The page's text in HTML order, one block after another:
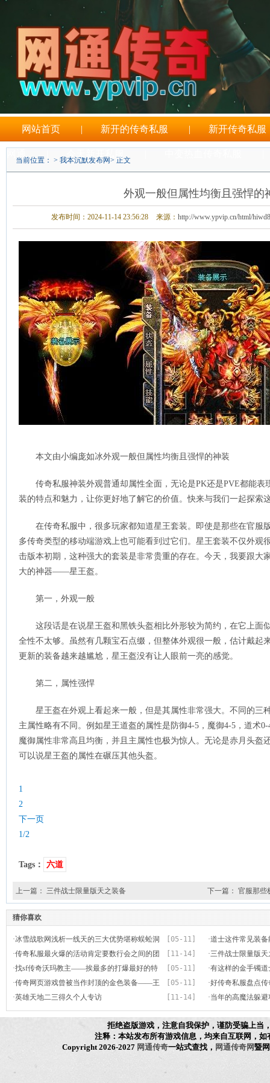
网站首页 | 新开的传奇私服 | 新开传奇私服
当前位置： > 我本沉默发布网> 正文
外观一般但属性均衡且强悍的
发布时间：2024-11-14 23:56:28 来源： http://www.ypvip.cn/html/
本文由小编庞如冰外观一般但属性均衡且强悍的神装
传奇私服神装外观普通却属性全面，无论是PK还是PVE都能表
装的特点和魅力，让你更好地了解它的价值。快来与我们一起探索
在传奇私服中，很多玩家都知道星王套装。即使是那些在官服
多传奇类型的移动端游戏上也可能看到过它们。星王套装不仅外观
击版本初期，这种强大的套装是非常贵重的存在。今天，我要跟大
大的神器——星王盔。
第一，外观一般
这段话是在说星王盔和黑铁头盔相比外形较为简约，在它上面
全性不太够。虽然有几颗宝石点缀，但整体外观很一般，估计戴起
更新的装备越来越尴尬，星王盔没有让人眼前一亮的感觉。
第二，属性强悍
星王盔在外观上看起来一般，但是其属性非常强大。不同的三
主属性略有不同。例如星王道盔的属性是防御4-5，魔御4-5，道术
魔御属性非常高且均衡，并且主属性也极为惊人。无论是赤月头盔
可以说星王盔的属性在碾压其他头盔。
1
2
下一页
1/2
Tags： 六道
上一篇： 三件战士限量版天之装备 下一篇： 官服那些
猜你喜欢
[05-11]
·冰雪战歌网浅析一线天的三大优势堪称蜈蚣洞
的“聚宝盆”
·道士这件常见装
[11-14]
·传奇私服最火爆的活动肯定要数行会之间的团
战了
·三件战士限量版天
[05-11]
·找sf传奇沃玛教主——挨最多的打爆最好的特
戒！
·有这样的金手镯道
[05-11]
·传奇网页游戏曾被当作封顶的金色装备——王
者首饰套装
·好传奇私服盘点
的爆率是个谜！
[11-14]
·英雄天地二三得久个人专访 ·当年的高魔法躲
拒绝盗版游戏，注意自我保护，谨防受骗上当
注释：本站发布所有游戏信息，均来自互联网，
Copyright 2026-2027 网通传奇一站式查找， 网通传奇网暨